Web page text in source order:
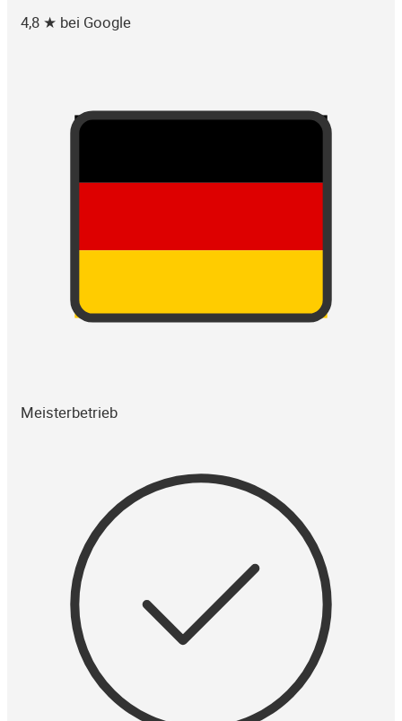
4,8 ★ bei Google
Meisterbetrieb